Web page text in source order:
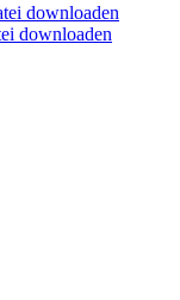
downloaden
downloaden